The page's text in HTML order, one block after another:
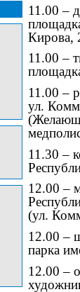
11.00 –
Кирова,
11.00 –
11.00 –
ул.
11.30 –
12.00 –
(ул.
12.00 –
парка
12.00 –